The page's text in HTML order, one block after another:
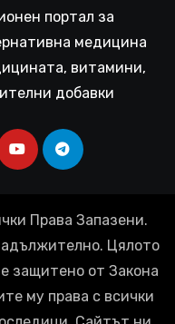
портал за
медицина
витамини,
добавки
Права Запазени.
Цялото
защитено от Закона
му права с всички